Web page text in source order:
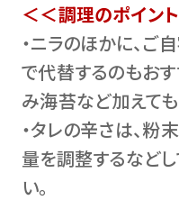
＜＜調理のポイン
・ニラのほかに、ご
で代替するのもお
み海苔など加えて
・タレの辛さは、
量を調整するなど
い。